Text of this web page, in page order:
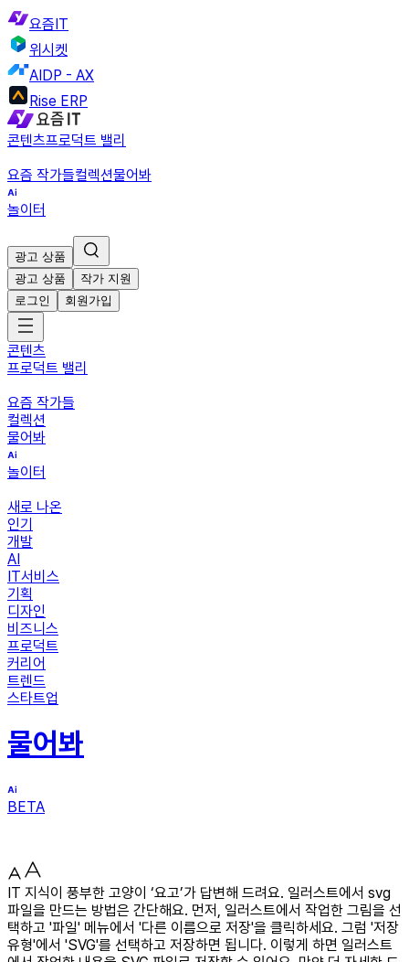
요즘IT
위시켓
AIDP - AX
Rise ERP
콘텐츠프로덕트 밸리
요즘 작가들컬렉션물어봐
놀이터
광고 상품
광고 상품
작가 지원
로그인
회원가입
콘텐츠
프로덕트 밸리
요즘 작가들
컬렉션
물어봐
놀이터
새로 나온
인기
개발
AI
IT서비스
기획
디자인
비즈니스
프로덕트
커리어
트렌드
스타트업
물어봐
BETA
IT 지식이 풍부한 고양이 ‘요고’가 답변해 드려요. 일러스트에서 svg
파일을 만드는 방법은 간단해요. 먼저, 일러스트에서 작업한 그림을 선
택하고 '파일' 메뉴에서 '다른 이름으로 저장'을 클릭하세요. 그럼 '저장
유형'에서 'SVG'를 선택하고 저장하면 됩니다. 이렇게 하면 일러스트